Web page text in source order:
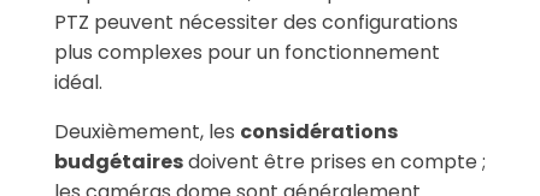
PTZ peuvent nécessiter des configurations
plus complexes pour un fonctionnement
idéal.
Deuxièmement, les considérations
budgétairesdoivent être prises en compte ;